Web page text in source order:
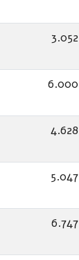
3.052
6.000
4.628
5.047
6.747